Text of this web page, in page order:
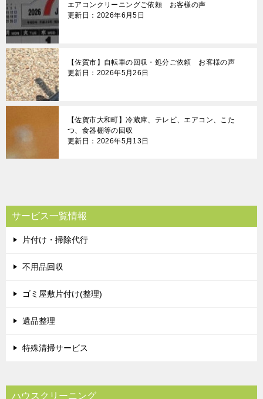
エアコンクリーニングご依頼 お客様の声
更新日：2026年6月5日
【佐賀市】自転車の回収・処分ご依頼 お客様の声
更新日：2026年5月26日
【佐賀市大和町】冷蔵庫、テレビ、エアコン、こた
つ、食器棚等の回収
更新日：2026年5月13日
サービス一覧情報
片付け・掃除代行
不用品回収
ゴミ屋敷片付け(整理)
遺品整理
特殊清掃サービス
ハウスクリーニング